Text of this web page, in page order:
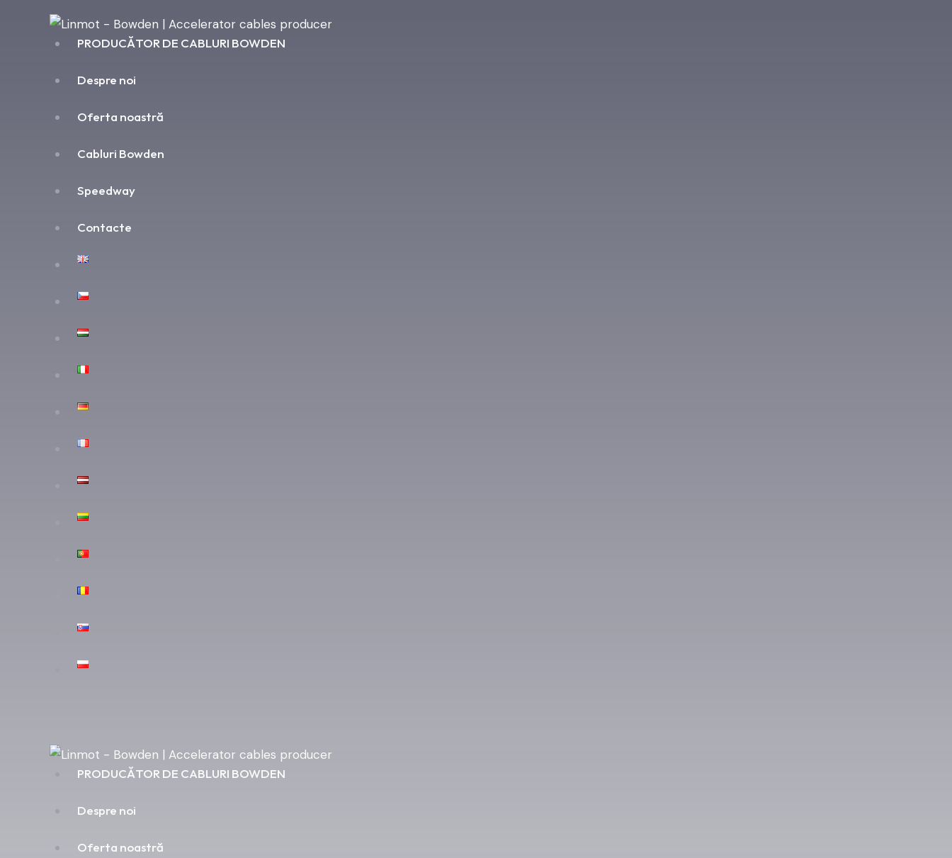
PRODUCĂTOR DE CABLURI BOWDEN
Despre noi
Oferta noastră
Cabluri Bowden
Speedway
Contacte
PRODUCĂTOR DE CABLURI BOWDEN
Despre noi
Oferta noastră